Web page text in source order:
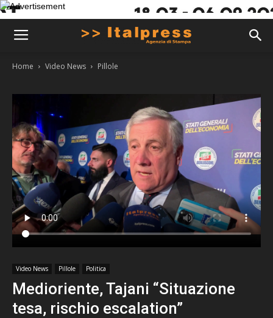
Home Video News Pillole
Video News Pillole Politica
Medioriente, Tajani “Situazione
tesa, rischio escalation”